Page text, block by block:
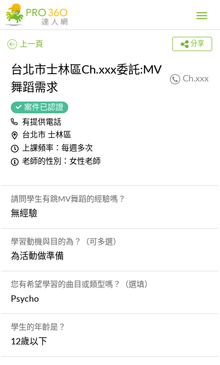
Toggle
上一頁 分享
台北市士林區Ch.xxx委託:MV
舞蹈需求
Ch.xxx
案件已認證
有提供電話
台北市 士林區
上課頻率：每週多次
老師的性別：女性老師
請問學生有跳MV舞蹈的經驗嗎？
無經驗
學習動機與目的為？（可多選）
為活動做準備
您有希望學習的曲目或類型嗎？（選填）
Psycho
學生的年齡是？
12歲以下